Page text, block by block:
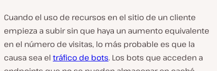
Cuando el uso de recursos en el sitio de un cliente
empieza a subir sin que haya un aumento equivalente
en el número de visitas, lo más probable es que la
causa sea el tráfico de bots. Los bots que acceden a